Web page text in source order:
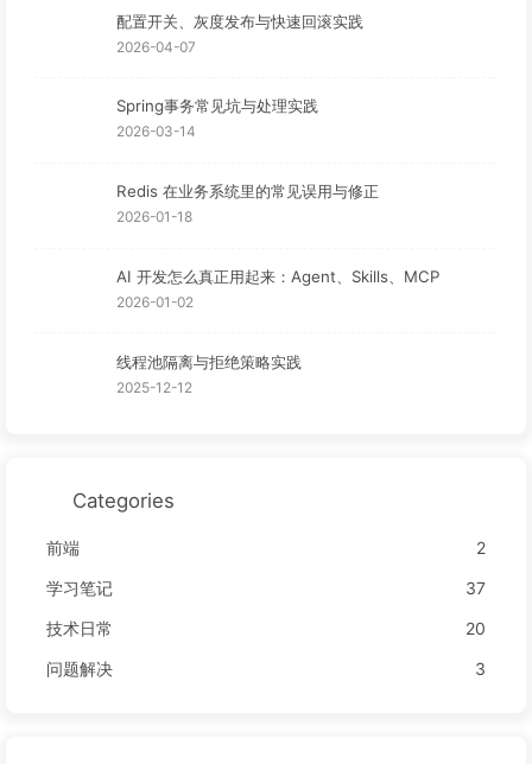
配置开关、灰度发布与快速回滚实践
2026-04-07
Spring事务常见坑与处理实践
2026-03-14
Redis 在业务系统里的常见误用与修正
2026-01-18
AI 开发怎么真正用起来：Agent、Skills、MCP
2026-01-02
线程池隔离与拒绝策略实践
2025-12-12
Categories
前端
2
学习笔记
37
技术日常
20
问题解决
3